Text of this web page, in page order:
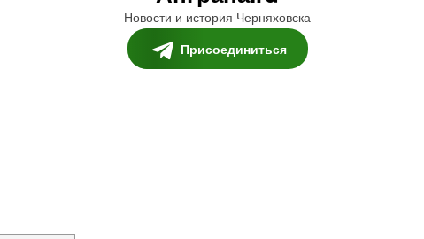
Новости и история Черняховска
Присоединиться